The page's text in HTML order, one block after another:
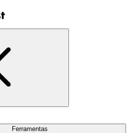
Ferramentas